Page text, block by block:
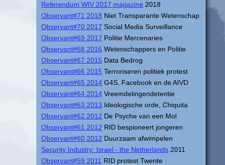
Referendum WIV 2017 magazine 2018
Observant#71 2018 Niet Transparante Wetenschap
Observant#70 2017 Social Media Surveillance
Observant#69 2017 Politie Mercenaries
Observant#68 2016 Wetenschappers en Politie
Observant#67 2015 Data Bedrog
Observant#66 2015 Terroriseren politiek protest
Observant#65 2014 G4S, Facebook en de AIVD
Observant#64 2014 Vreemdelingendetentie
Observant#63 2013 Ideologische orde, Chiquita
Observant#62 2012 De Psyche van een Mol
Observant#61 2012 RID bespioneert jongeren
Observant#60 2012 Duurzaam afwimpelen
Security Industry: Israel - the Netherlands 2011
Observant#59 2011 RID protest Twente